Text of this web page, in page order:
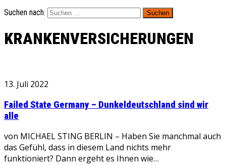
Suchen nach:
KRANKENVERSICHERUNGEN
13. Juli 2022
Failed State Germany – Dunkeldeutschland sind wir
alle
von MICHAEL STING BERLIN – Haben Sie manchmal auch
das Gefühl, dass in diesem Land nichts mehr
funktioniert? Dann ergeht es Ihnen wie…